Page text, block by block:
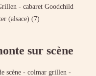
sur scène